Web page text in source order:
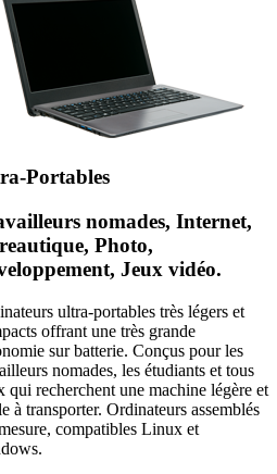
Portables
nomades, Internet,
Photo,
Jeux vidéo.
ultra-portables très légers et
offrant une très grande
sur batterie. Conçus pour les
nomades, les étudiants et tous
qui recherchent une machine légère et
à transporter. Ordinateurs assemblés
compatibles Linux et